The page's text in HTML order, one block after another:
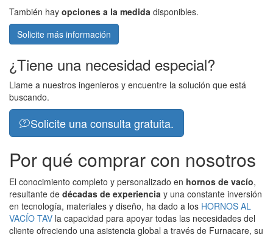
También hay opciones a la medida disponibles.
Solicite más información
¿Tiene una necesidad especial?
Llame a nuestros ingenieros y encuentre la solución que está
buscando.
Solicite una consulta gratuita.
Por qué comprar con nosotros
El conocimiento completo y personalizado en hornos de vacío,
resultante de décadas de experiencia y una constante inversión
en tecnología, materiales y diseño, ha dado a los HORNOS AL
VACÍO TAV la capacidad para apoyar todas las necesidades del
cliente ofreciendo una asistencia global a través de Furnacare, su